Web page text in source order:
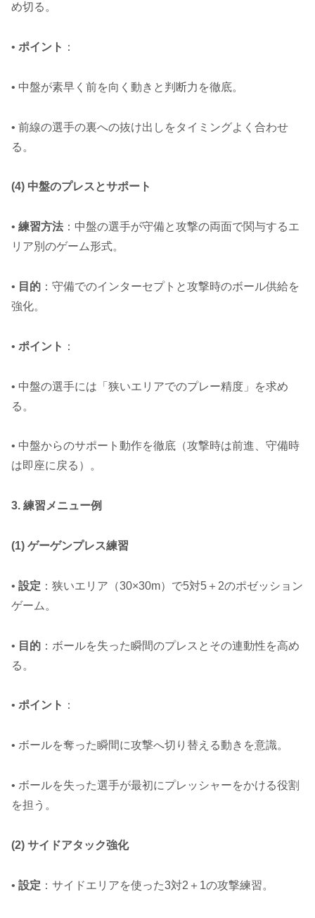
め切る。
• ポイント ：
• 中盤が素早く前を向く動きと判断力を徹底。
• 前線の選手の裏への抜け出しをタイミングよく合わせ
る。
(4) 中盤のプレスとサポート
• 練習方法 ：中盤の選手が守備と攻撃の両面で関与するエ
リア別のゲーム形式。
• 目的 ：守備でのインターセプトと攻撃時のボール供給を
強化。
• ポイント ：
• 中盤の選手には「狭いエリアでのプレー精度」を求め
る。
• 中盤からのサポート動作を徹底（攻撃時は前進、守備時
は即座に戻る）。
3. 練習メニュー例
(1) ゲーゲンプレス練習
• 設定 ：狭いエリア（30×30m）で5対5＋2のポゼッション
ゲーム。
• 目的 ：ボールを失った瞬間のプレスとその連動性を高め
る。
• ポイント ：
• ボールを奪った瞬間に攻撃へ切り替える動きを意識。
• ボールを失った選手が最初にプレッシャーをかける役割
を担う。
(2) サイドアタック強化
• 設定 ：サイドエリアを使った3対2＋1の攻撃練習。